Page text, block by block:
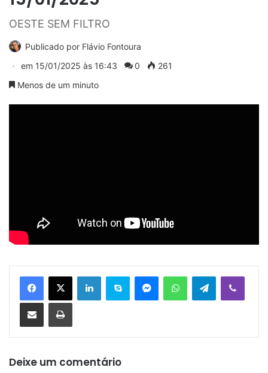
OESTE SEM FILTRO
Publicado por Flávio Fontoura
em 15/01/2025 às 16:43 0
261
Menos de um minuto
Telegram
Deixe um comentário